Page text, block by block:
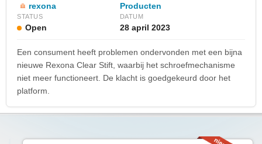
rexona Producten
STATUS
Open
DATUM
28 april 2023
Een consument heeft problemen ondervonden met een bijna
nieuwe Rexona Clear Stift, waarbij het schroefmechanisme
niet meer functioneert. De klacht is goedgekeurd door het
platform.